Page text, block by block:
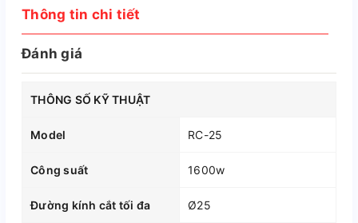
Thông tin chi tiết
Đánh giá
THÔNG SỐ KỸ THUẬT
Model RC-25
Công suất 1600w
Đường kính cắt tối đa Ø25